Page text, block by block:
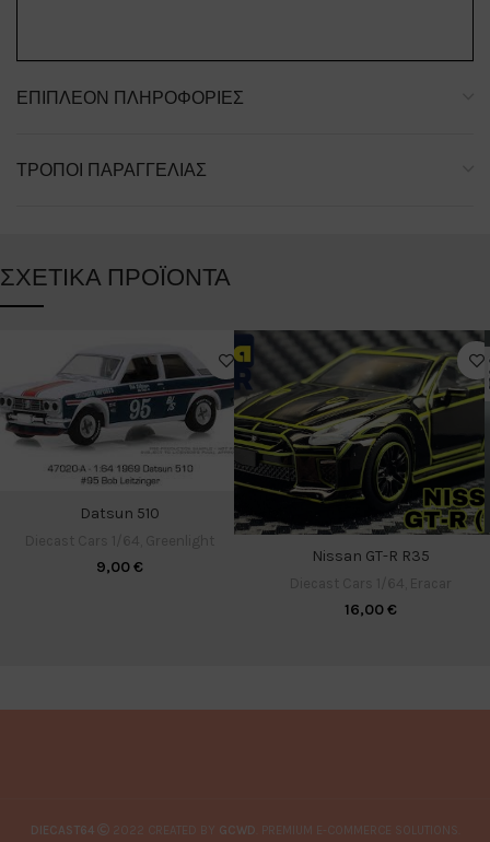
ΕΠΙΠΛΈΟΝ ΠΛΗΡΟΦΟΡΊΕΣ
ΤΡΌΠΟΙ ΠΑΡΑΓΓΕΛΊΑΣ
ΣΧΕΤΙΚΆ ΠΡΟΪΌΝΤΑ
Datsun 510
9,00€
Nissan GT-R R35
16,00€
DIECAST64 2022 CREATED BY GCWD . PREMIUM E-COMMERCE SOLUTIONS.